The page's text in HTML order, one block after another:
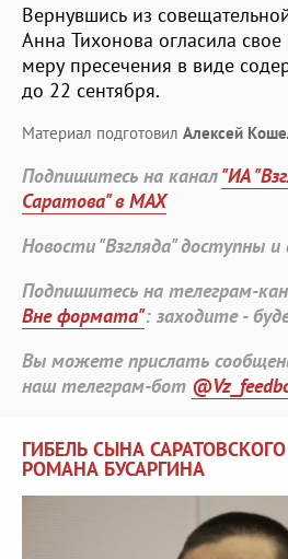
Вернувшись из
Анна Тихонова огласила
меру пресечения в виде
до 22 сентября.
Материал подготовил Алексей
Подпишитесь на канал"ИА
Саратова" в MAX
Новости "Взгляда" доступны
Подпишитесь на телеграм-
Вне формата": заходите -
Вы можете прислать
наш телеграм-бот
ГИБЕЛЬ СЫНА
РОМАНА БУСАРГИНА